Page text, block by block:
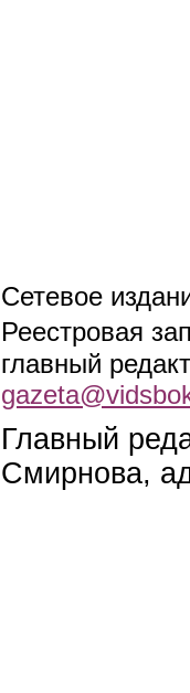
Сетевое
Реестровая
главный
Главный
Смирнова,